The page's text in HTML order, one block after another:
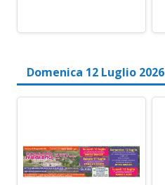
Domenica 12 Luglio 2026